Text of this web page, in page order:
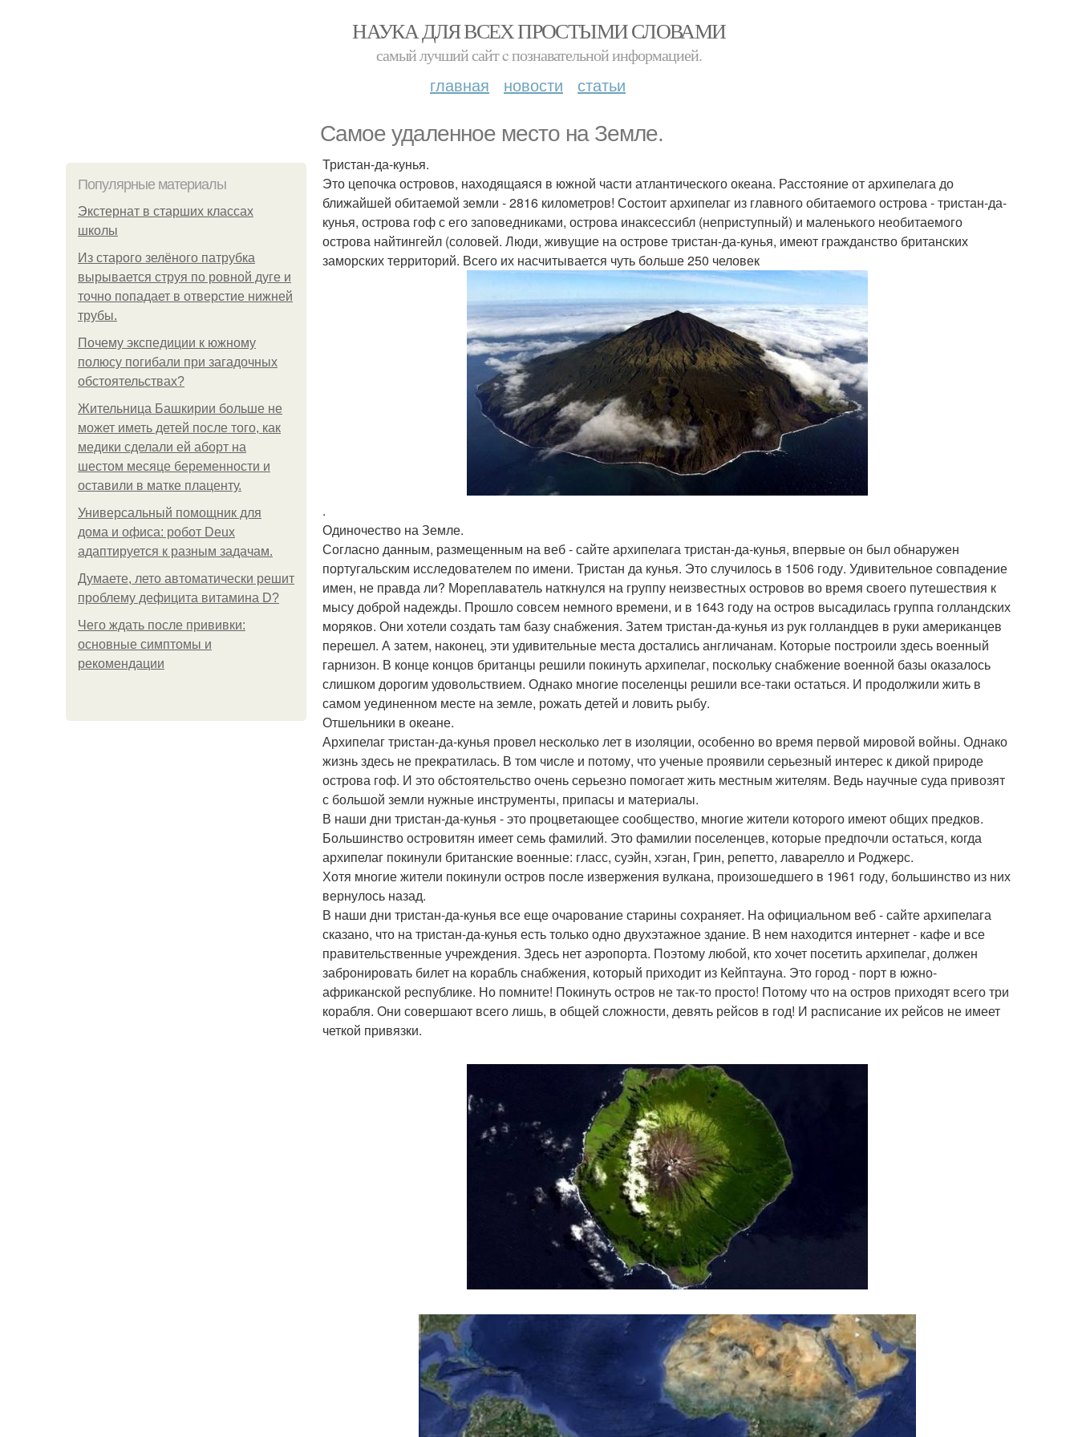
НАУКА ДЛЯ ВСЕХ ПРОСТЫМИ СЛОВАМИ
самый лучший сайт c познавательной информацией.
главная новости статьи
Самое удаленное место на Земле.
Популярные материалы
Экстернат в старших классах
школы
Из старого зелёного патрубка
вырывается струя по ровной дуге и
точно попадает в отверстие нижней
трубы.
Почему экспедиции к южному
полюсу погибали при загадочных
обстоятельствах?
Жительница Башкирии больше не
может иметь детей после того, как
медики сделали ей аборт на
шестом месяце беременности и
оставили в матке плаценту.
Универсальный помощник для
дома и офиса: робот Deux
адаптируется к разным задачам.
Думаете, лето автоматически решит
проблему дефицита витамина D?
Чего ждать после прививки:
основные симптомы и
рекомендации
Тристан-да-кунья.
Это цепочка островов, находящаяся в южной части атлантического океана. Расстояние от архипелага до
ближайшей обитаемой земли - 2816 километров! Состоит архипелаг из главного обитаемого острова - тристан-да-
кунья, острова гоф с его заповедниками, острова инаксессибл (неприступный) и маленького необитаемого
острова найтингейл (соловей. Люди, живущие на острове тристан-да-кунья, имеют гражданство британских
заморских территорий. Всего их насчитывается чуть больше 250 человек
.
Одиночество на Земле.
Согласно данным, размещенным на веб - сайте архипелага тристан-да-кунья, впервые он был обнаружен
португальским исследователем по имени. Тристан да кунья. Это случилось в 1506 году. Удивительное совпадение
имен, не правда ли? Мореплаватель наткнулся на группу неизвестных островов во время своего путешествия к
мысу доброй надежды. Прошло совсем немного времени, и в 1643 году на остров высадилась группа голландских
моряков. Они хотели создать там базу снабжения. Затем тристан-да-кунья из рук голландцев в руки американцев
перешел. А затем, наконец, эти удивительные места достались англичанам. Которые построили здесь военный
гарнизон. В конце концов британцы решили покинуть архипелаг, поскольку снабжение военной базы оказалось
слишком дорогим удовольствием. Однако многие поселенцы решили все-таки остаться. И продолжили жить в
самом уединенном месте на земле, рожать детей и ловить рыбу.
Отшельники в океане.
Архипелаг тристан-да-кунья провел несколько лет в изоляции, особенно во время первой мировой войны. Однако
жизнь здесь не прекратилась. В том числе и потому, что ученые проявили серьезный интерес к дикой природе
острова гоф. И это обстоятельство очень серьезно помогает жить местным жителям. Ведь научные суда привозят
с большой земли нужные инструменты, припасы и материалы.
В наши дни тристан-да-кунья - это процветающее сообщество, многие жители которого имеют общих предков.
Большинство островитян имеет семь фамилий. Это фамилии поселенцев, которые предпочли остаться, когда
архипелаг покинули британские военные: гласс, суэйн, хэган, Грин, репетто, лаварелло и Роджерс.
Хотя многие жители покинули остров после извержения вулкана, произошедшего в 1961 году, большинство из них
вернулось назад.
В наши дни тристан-да-кунья все еще очарование старины сохраняет. На официальном веб - сайте архипелага
сказано, что на тристан-да-кунья есть только одно двухэтажное здание. В нем находится интернет - кафе и все
правительственные учреждения. Здесь нет аэропорта. Поэтому любой, кто хочет посетить архипелаг, должен
забронировать билет на корабль снабжения, который приходит из Кейптауна. Это город - порт в южно-
африканской республике. Но помните! Покинуть остров не так-то просто! Потому что на остров приходят всего три
корабля. Они совершают всего лишь, в общей сложности, девять рейсов в год! И расписание их рейсов не имеет
четкой привязки.